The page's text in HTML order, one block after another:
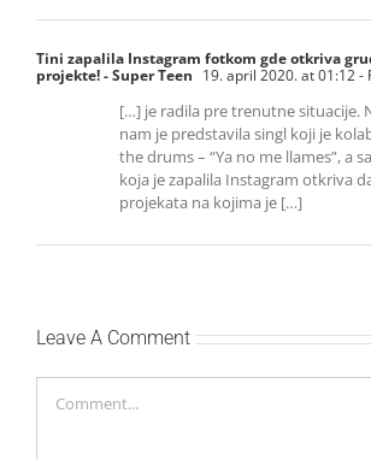
Tini zapalila Instagram fotkom gde otkriva
projekte! - Super Teen 19. april 2020. at 01:12-
[…] je radila pre trenutne situacije.
nam je predstavila singl koji je
the drums – “Ya no me llames”, a
koja je zapalila Instagram otkriva
projekata na kojima je […]
Leave A Comment